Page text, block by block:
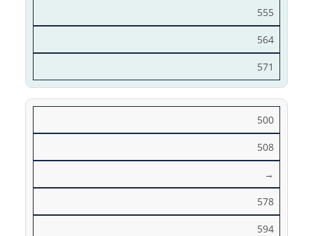
555
564
571
500
508
→
578
594